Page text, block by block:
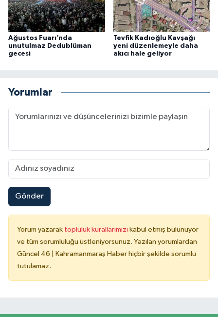
Ağustos Fuarı’nda
unutulmaz Dedublüman
gecesi
Tevfik Kadıoğlu Kavşağı
yeni düzenlemeyle daha
akıcı hale geliyor
Yorumlar
Gönder
Yorum yazarak topluluk kurallarımızı kabul etmiş bulunuyor
ve tüm sorumluluğu üstleniyorsunuz. Yazılan yorumlardan
Güncel 46 | Kahramanmaraş Haber hiçbir şekilde sorumlu
tutulamaz.